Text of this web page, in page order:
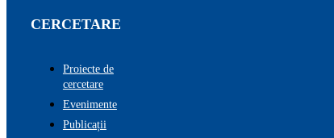
CERCETARE
Proiecte de
cercetare
Evenimente
Publicații